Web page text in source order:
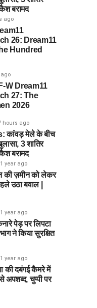
बरामद
ago
26: Dream11
Hundred
W Dream11
27: The
2026
hours ago
कांवड़ मेले के बीच
3 शातिर
बरामद
1 year ago
की ज़मीन को लेकर
उठा बवाल |
1 year ago
पेड़ पर लिपटा
ने किया सुरक्षित
1 year ago
की दबंगई कैमरे में
चुप्पी पर